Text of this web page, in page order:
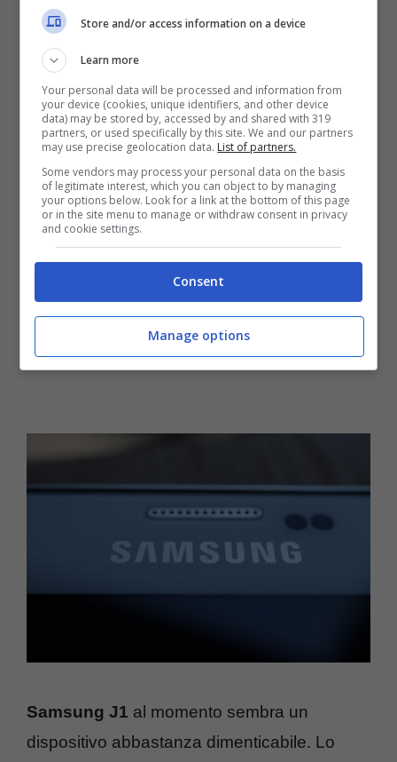
rivenditore russo, che propone il Samsung
J1 a
che la valuta della moneta nazionale russo è
molto volatile nelle ultime settimane, ma in
generale è certo che il J1 sarà
commercializzato nel segmento economico.
Samsung J1 al momento sembra un
dispositivo abbastanza dimenticabile. Lo
Store and/or access information on a device
Learn more
Your personal data will be processed and information from
your device (cookies, unique identifiers, and other device
data) may be stored by, accessed by and shared with 319
partners, or used specifically by this site. We and our partners
may use precise geolocation data. List of partners.
Some vendors may process your personal data on the basis
of legitimate interest, which you can object to by managing
your options below. Look for a link at the bottom of this page
or in the site menu to manage or withdraw consent in privacy
and cookie settings.
Consent
Manage options